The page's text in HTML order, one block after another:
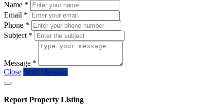
Name *
Email *
Phone *
Subject *
Message *
Close Send Message
Report Property Listing